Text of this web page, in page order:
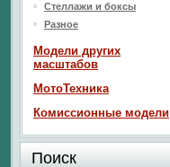
Стеллажи и боксы
Разное
Модели других
масштабов
МотоТехника
Комиссионные модели
Поиск